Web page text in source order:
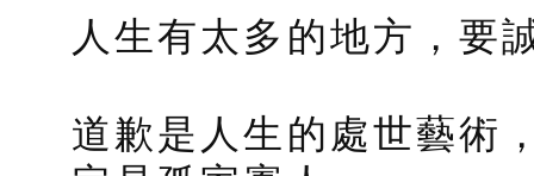
人生有太多的地方，要
道歉是人生的處世藝術